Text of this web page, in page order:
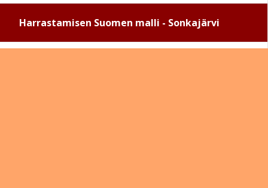
Harrastamisen Suomen malli - Sonkajärvi